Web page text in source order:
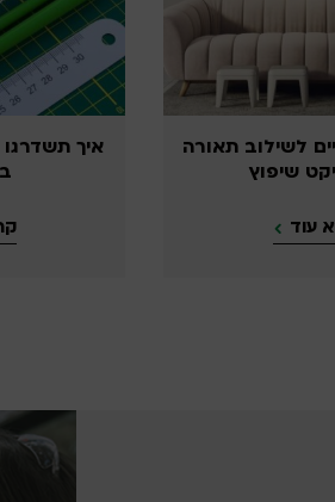
תשדרגו את המרחב שלכם
בעצמכם